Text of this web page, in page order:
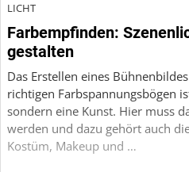
LICHT
Farbempfinden:
gestalten
Das Erstellen eines
richtigen Farbspannungsbögen
sondern eine Kunst. Hier muss
werden und dazu gehört auch
Kostüm, Makeup und …